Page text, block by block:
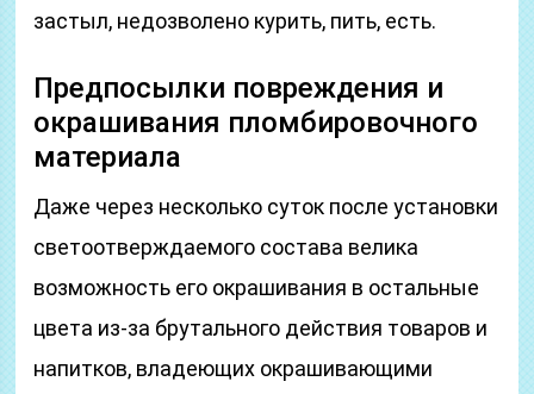
застыл, недозволено курить, пить, есть.
Предпосылки повреждения и
окрашивания пломбировочного
материала
Даже через несколько суток после установки
светоотверждаемого состава велика
возможность его окрашивания в остальные
цвета из-за брутального действия товаров и
напитков, владеющих окрашивающими